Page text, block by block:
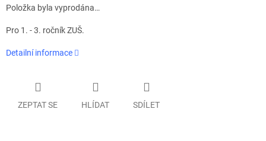
Položka byla vyprodána…
Pro 1. - 3. ročník ZUŠ.
Detailní informace
ZEPTAT SE HLÍDAT SDÍLET